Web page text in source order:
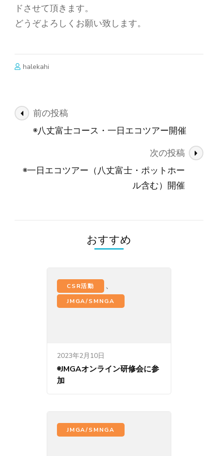
ドさせて頂きます。
どうぞよろしくお願い致します。
halekahi
投
ゲ
ョ
前の投稿
◉八丈富士コース・一日エコツアー開催
次の投稿
◉一日エコツアー（八丈富士・ポットホー
ル含む）開催
おすすめ
CSR活動 、
JMGA/SMNGA
2023年2月10日
◉JMGAオンライン研修会に参
加
JMGA/SMNGA